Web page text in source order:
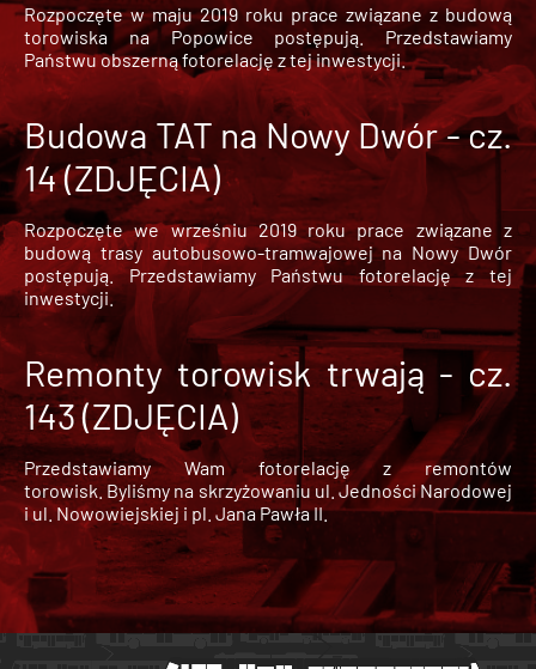
Rozpoczęte w maju 2019 roku prace związane z budową
torowiska na Popowice
postępują. Przedstawiamy
Państwu obszerną fotorelację z tej inwestycji.
Budowa TAT na Nowy Dwór - cz.
14 (ZDJĘCIA)
Rozpoczęte we wrześniu 2019 roku prace związane z
budową trasy autobusowo-tramwajowej na Nowy Dwór
postępują. Przedstawiamy Państwu fotorelację z tej
inwestycji.
Remonty torowisk trwają - cz.
143 (ZDJĘCIA)
Przedstawiamy Wam fotorelację z remontów
torowisk. Byliśmy na skrzyżowaniu ul. Jedności Narodowej
i ul. Nowowiejskiej i pl. Jana Pawła II.